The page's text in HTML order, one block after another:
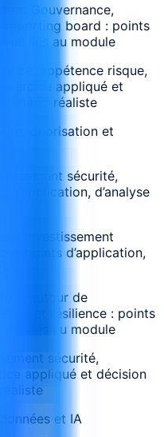
Gouvernance,
reporting board : points
liés au module
appétence risque,
appliqué et
réaliste
priorisation et
sécurité,
d’analyse
Investissement
: points d’application,
autour de
et résilience : points
liés au module
sécurité,
appliqué et décision
et IA